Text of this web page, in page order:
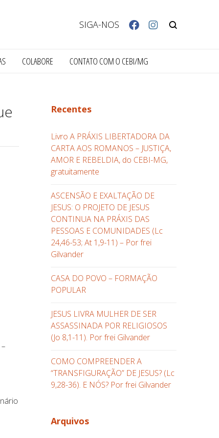
SIGA-NOS
COLABORE CONTATO COM O CEBI/MG
Recentes
Livro A PRÁXIS LIBERTADORA DA
CARTA AOS ROMANOS – JUSTIÇA,
AMOR E REBELDIA, do CEBI-MG,
gratuitamente
ASCENSÃO E EXALTAÇÃO DE
JESUS: O PROJETO DE JESUS
CONTINUA NA PRÁXIS DAS
PESSOAS E COMUNIDADES (Lc
24,46-53; At 1,9-11) – Por frei
Gilvander
CASA DO POVO – FORMAÇÃO
POPULAR
JESUS LIVRA MULHER DE SER
ASSASSINADA POR RELIGIOSOS
(Jo 8,1-11). Por frei Gilvander
COMO COMPREENDER A
“TRANSFIGURAÇÃO” DE JESUS? (Lc
9,28-36). E NÓS? Por frei Gilvander
Arquivos